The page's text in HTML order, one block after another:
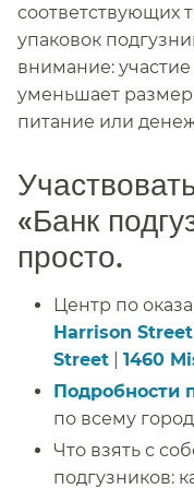
соответствующих
упаковок
внимание:
уменьшает
питание или
«Банк
просто.​​
Центр по
Harrison Street
Street
1460
Подробности
по всему
Что взять с
подгузников: